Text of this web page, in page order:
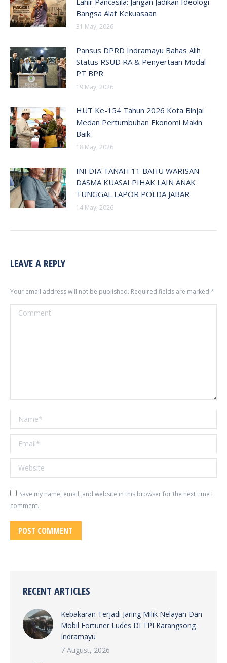
Bangsa Alat Kekuasaan
31 May, 2026
Pansus DPRD Indramayu Bahas Alih
Status RSUD RA & Penyertaan Modal
PT BPR
19 May, 2026
HUT Ke-154 Tahun 2026 Kota Binjai
Medan Pertumbuhan Ekonomi Makin
Baik
18 May, 2026
INI DIA TANAH 11 BAHU WARISAN
DASMA KUASAI PIHAK LAIN ANAK
TUNGGAL LAPOR POLDA JABAR
14 May, 2026
LEAVE A REPLY
Your email address will not be published. Required fields are marked *
Comment
Name *
Email *
Website
Save my name, email, and website in this browser for the next time I
comment.
POST COMMENT
RECENT ARTICLES
Kebakaran Terjadi Jaring Milik Nelayan Dan
Mobil Fortuner Ludes DI TPI Karangsong
Indramayu
7 August, 2026